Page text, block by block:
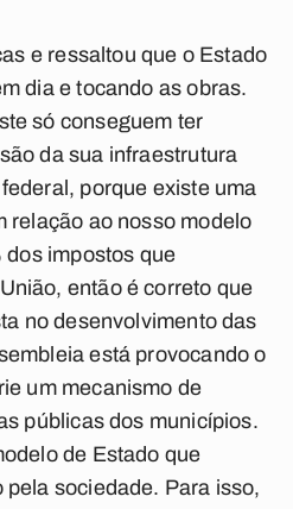
e ressaltou que o Estado
dia e tocando as obras.
só conseguem ter
da sua infraestrutura
porque existe uma
relação ao nosso modelo
impostos que
então é correto que
no desenvolvimento das
está provocando o
um mecanismo de
públicas dos municípios.
de Estado que
sociedade. Para isso,